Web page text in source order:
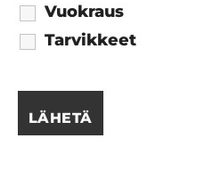
Vuokraus
Tarvikkeet